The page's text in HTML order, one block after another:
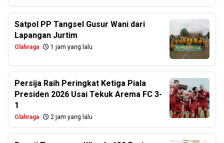
Satpol PP Tangsel Gusur Wani dari
Lapangan Jurtim
Olahraga 1 jam yang lalu
Persija Raih Peringkat Ketiga Piala
Presiden 2026 Usai Tekuk Arema FC 3-
1
Olahraga 2 jam yang lalu